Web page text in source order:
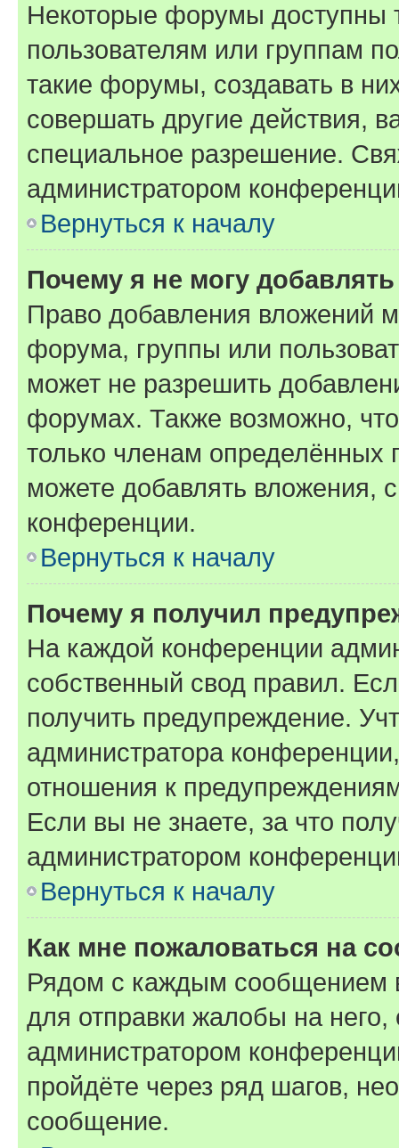
Некоторые форумы доступны
пользователям или группам
такие форумы, создавать в
совершать другие действия,
специальное разрешение.
администратором
Вернуться к началу
Почему я не могу
Право добавления вложений
форума, группы или
может не разрешить
форумах. Также возможно,
только членам определённых
можете добавлять вложения,
конференции.
Вернуться к началу
Почему я получил
На каждой конференции
собственный свод правил.
получить предупреждение.
администратора
отношения к
Если вы не знаете, за что
администратором
Вернуться к началу
Как мне пожаловаться на
Рядом с каждым сообщением
для отправки жалобы на
администратором
пройдёте через ряд шагов,
сообщение.